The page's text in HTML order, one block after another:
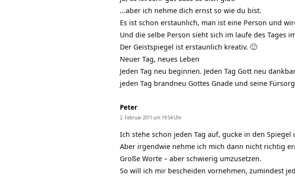
…aber ich nehme dich ernst so wie du bist.
Es ist schon erstaunlich, man ist eine Person und
Und die selbe Person sieht sich im laufe des Tages
Der Geistspiegel ist erstaunlich kreativ. 🙂
Neuer Tag, neues Leben
Jeden Tag neu beginnen. Jeden Tag Gott neu
jeden Tag brandneu Gottes Gnade und seine
Peter
2. Februar 2011 um 19:54 Uhr
Ich stehe schon jeden Tag auf, gucke in den Spiegel
Aber irgendwie nehme ich mich dann nicht richtig
Große Worte – aber schwierig umzusetzen.
So will ich mir bescheiden vornehmen, zumindest